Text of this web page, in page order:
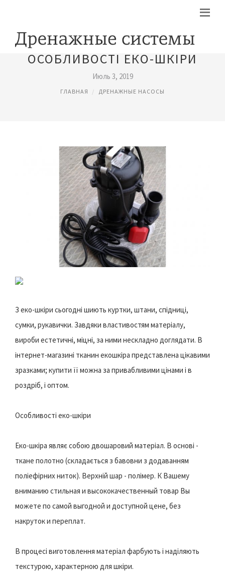
ОСОБЛИВОСТІ ЕКО-ШКІРИ
Июль 3, 2019
ГЛАВНАЯ ДРЕНАЖНЫЕ НАСОСЫ
З еко-шкіри сьогодні шиють куртки, штани, спідниці,
сумки, рукавички. Завдяки властивостям матеріалу,
вироби естетичні, міцні, за ними нескладно доглядати. В
інтернет-магазині тканин екошкіра представлена цікавими
зразками; купити її можна за привабливими цінами і в
роздріб, і оптом.
Особливості еко-шкіри
Еко-шкіра являє собою двошаровий матеріал. В основі -
ткане полотно (складається з бавовни з додаванням
поліефірних ниток). Верхній шар - полімер. К Вашему
вниманию стильная и высококачественный товар Вы
можете по самой выгодной и доступной цене, без
накруток и переплат.
В процесі виготовлення матеріал фарбують і наділяють
текстурою, характерною для шкіри.